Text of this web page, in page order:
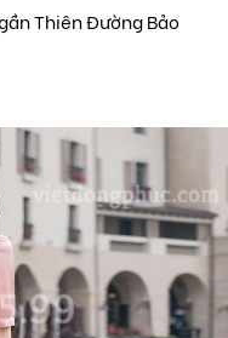
Thiên Đường Bảo